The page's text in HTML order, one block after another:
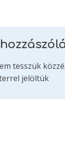
tesszük közzé.
jelöltük